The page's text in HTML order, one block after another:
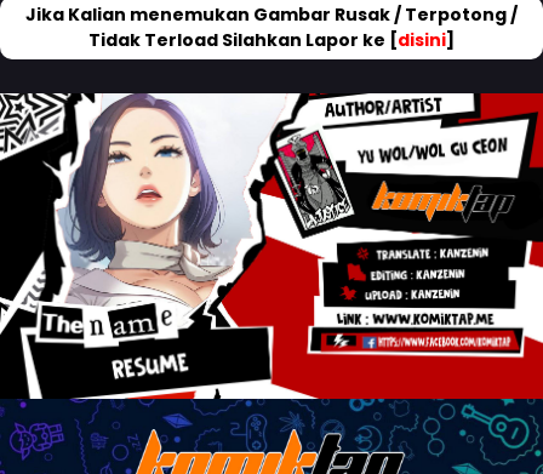
Jika Kalian menemukan Gambar Rusak / Terpotong /
Tidak Terload Silahkan Lapor ke [disini]